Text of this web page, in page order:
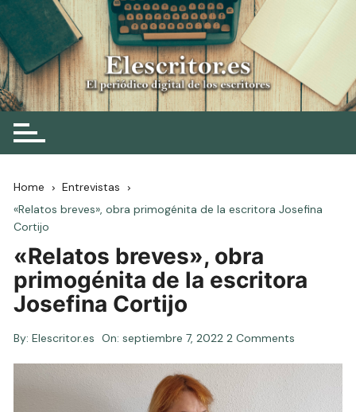
Skip
to
content
Elescritor.es
El periódico digital de los escritores
Home
Entrevistas
«Relatos breves», obra primogénita de la escritora Josefina
Cortijo
«Relatos breves», obra
primogénita de la escritora
Josefina Cortijo
By: Elescritor.es On:septiembre 7, 2022 2 Comments